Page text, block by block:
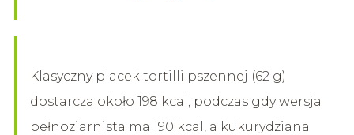
Klasyczny placek tortilli pszennej (62 g)
dostarcza około 198 kcal, podczas gdy wersja
pełnoziarnista ma 190 kcal, a kukurydziana